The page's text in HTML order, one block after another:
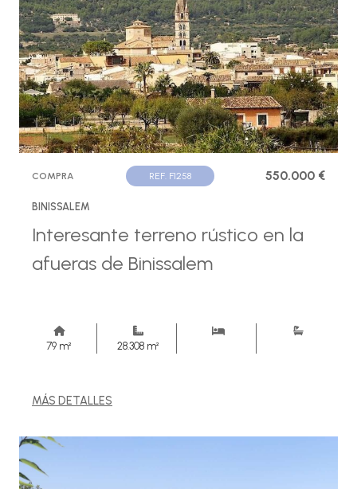
COMPRA REF. F1258 550.000 €
BINISSALEM
Interesante terreno rústico en la
afueras de Binissalem
79 m² 28.308 m²
MÁS DETALLES